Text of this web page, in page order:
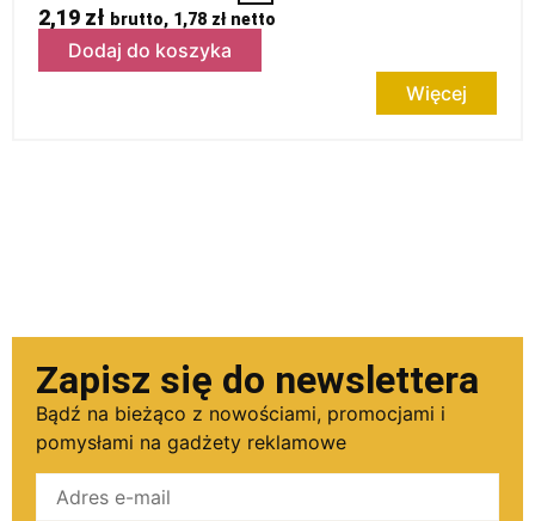
2,19 zł brutto, 1,78 złnetto
Dodaj do koszyka
Więcej
Zapisz się do newslettera
Bądź na bieżąco z nowościami, promocjami i
pomysłami na gadżety reklamowe